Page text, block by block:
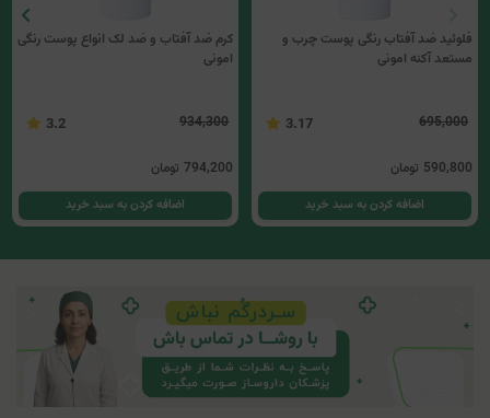
فلوئید ضد آفتاب رنگی پوست چرب و
مستعد آکنه امونی
695,000
3.17
590,800 تومان
اضافه کردن به سبد خرید
کرم ضد آفتاب و ضد لک انواع پوست رنگی
امونی
934,300
3.2
794,200 تومان
اضافه کردن به سبد خرید